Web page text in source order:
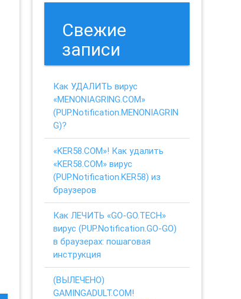
Свежие
записи
Как УДАЛИТЬ вирус
«MENONIAGRING.COM»
(PUP.Notification.MENONIAGRIN
G)?
«KER58.COM»! Как удалить
«KER58.COM» вирус
(PUP.Notification.KER58) из
браузеров
Как ЛЕЧИТЬ «GO-GO.TECH»
вирус (PUP.Notification.GO-GO)
в браузерах: пошаговая
инструкция
(ВЫЛЕЧЕНО)
GAMINGADULT.COM!